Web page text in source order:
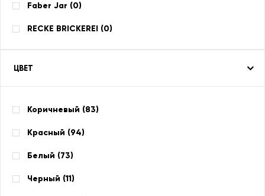
Faber Jar (0)
RECKE BRICKEREI (0)
ЦВЕТ
Коричневый (83)
Красный (94)
Белый (73)
Черный (11)